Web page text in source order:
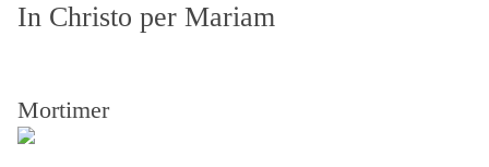
In Christo per Mariam
Mortimer